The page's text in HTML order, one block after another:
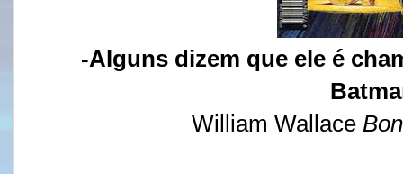
-Alguns dizem que ele é
William Wallace